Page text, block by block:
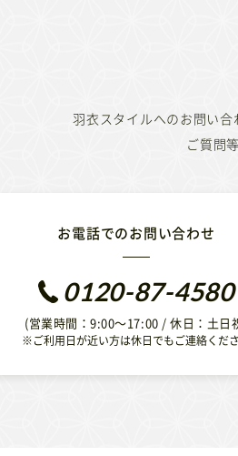
羽衣スタイルへのお問い合
ご質問
お電話でのお問い合わせ
0120-87-4580
(営業時間：9:00〜17:00 / 休日：土日
※ご利用日が近い方は休日でもご連絡くだ